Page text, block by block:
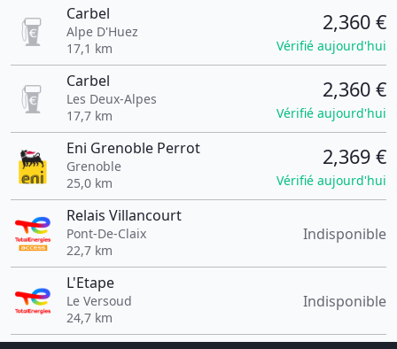
Carbel
Alpe D'Huez
17,1 km
2,360 €
Vérifié aujourd'hui
Carbel
Les Deux-Alpes
17,7 km
2,360 €
Vérifié aujourd'hui
Eni Grenoble Perrot
Grenoble
25,0 km
2,369 €
Vérifié aujourd'hui
Relais Villancourt
Pont-De-Claix
22,7 km
Indisponible
L'Etape
Le Versoud
24,7 km
Indisponible